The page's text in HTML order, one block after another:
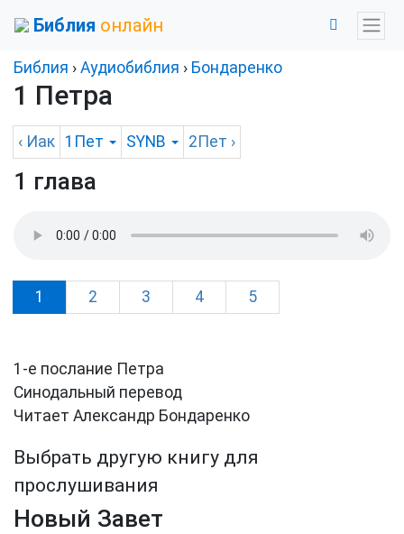
Библия онлайн
Библия › Аудиобиблия › Бондаренко
1 Петра
‹ Иак 1Пет SYNB 2Пет ›
1 глава
1 2 3 4 5
1-е послание Петра
Синодальный перевод
Читает Александр Бондаренко
Выбрать другую книгу для
прослушивания
Новый Завет